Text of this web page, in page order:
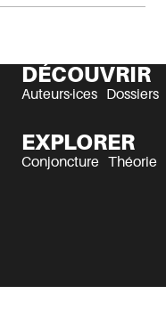
DÉCOUVRIR
Auteurs·ices Dossiers
EXPLORER
Conjoncture Théorie